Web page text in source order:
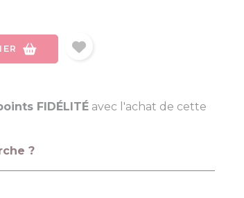
FIDÉLITÉ avec l'achat de cette
?